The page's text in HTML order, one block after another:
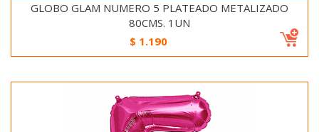
GLOBO GLAM NUMERO 5 PLATEADO METALIZADO
80CMS. 1UN
$ 1.190